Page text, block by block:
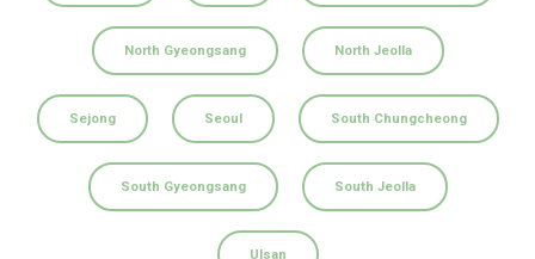
North Gyeongsang North Jeolla
Sejong Seoul South Chungcheong
South Gyeongsang South Jeolla
Ulsan